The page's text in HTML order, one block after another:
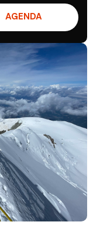
AGENDA